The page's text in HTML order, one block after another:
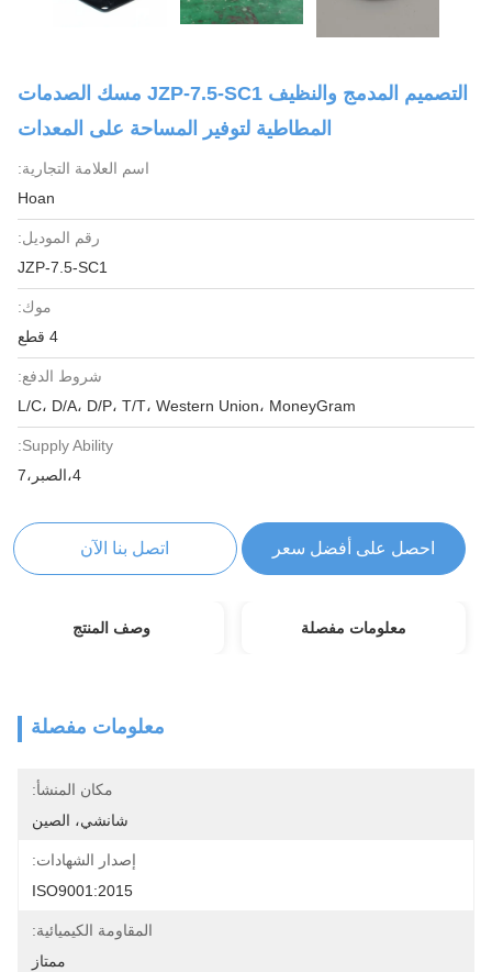
التصميم المدمج والنظيف JZP-7.5-SC1 مسك الصدمات
المطاطية لتوفير المساحة على المعدات
اسم العلامة التجارية:
Hoan
رقم الموديل:
JZP-7.5-SC1
موك:
4 قطع
شروط الدفع:
L/C، D/A، D/P، T/T، Western Union، MoneyGram
Supply Ability:
4،الصبر،7
احصل على أفضل سعر اتصل بنا الآن
معلومات مفصلة وصف المنتج
معلومات مفصلة
مكان المنشأ:
شانشي، الصين
إصدار الشهادات:
ISO9001:2015
المقاومة الكيميائية:
ممتاز